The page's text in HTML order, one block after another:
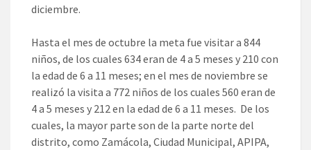
diciembre.
Hasta el mes de octubre la meta fue visitar a 844
niños, de los cuales 634 eran de 4 a 5 meses y 210 con
la edad de 6 a 11 meses; en el mes de noviembre se
realizó la visita a 772 niños de los cuales 560 eran de
4 a 5 meses y 212 en la edad de 6 a 11 meses. De los
cuales, la mayor parte son de la parte norte del
distrito, como Zamácola, Ciudad Municipal, APIPA,